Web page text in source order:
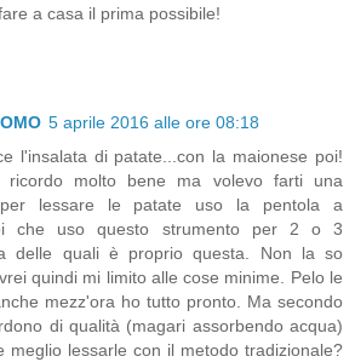
a casa il prima possibile!
5 aprile 2016 alle ore 08:18
l'insalata di patate...con la maionese poi!
molto bene ma volevo farti una
lessare le patate uso la pentola a
che uso questo strumento per 2 o 3
delle quali è proprio questa. Non la so
quindi mi limito alle cose minime. Pelo le
mezz'ora ho tutto pronto. Ma secondo
di qualità (magari assorbendo acqua)
meglio lessarle con il metodo tradizionale?